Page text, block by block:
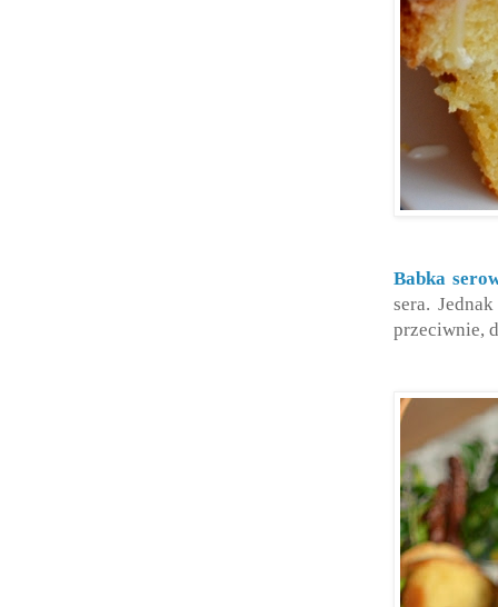
Babka
sera.
przeciwnie,